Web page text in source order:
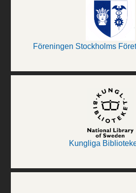
Föreningen Stockholms
Kungliga